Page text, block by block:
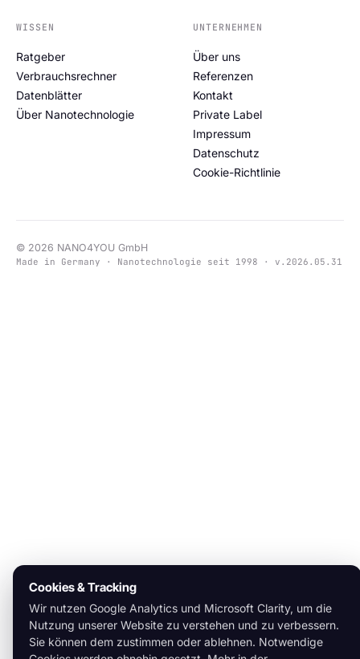
WISSEN
Ratgeber
Verbrauchsrechner
Datenblätter
Über Nanotechnologie
UNTERNEHMEN
Über uns
Referenzen
Kontakt
Private Label
Impressum
Datenschutz
Cookie-Richtlinie
© 2026 NANO4YOU GmbH
Made in Germany · Nanotechnologie seit 1998 · v.2026.05.31
Cookies & Tracking
Wir nutzen Google Analytics und Microsoft Clarity, um die
Nutzung unserer Website zu verstehen und zu verbessern.
Sie können dem zustimmen oder ablehnen. Notwendige